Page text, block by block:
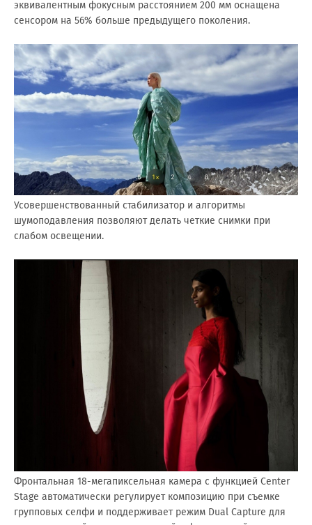
эквивалентным фокусным расстоянием 200 мм оснащена
сенсором на 56% больше предыдущего поколения.
Усовершенствованный стабилизатор и алгоритмы
шумоподавления позволяют делать четкие снимки при
слабом освещении.
Фронтальная 18-мегапиксельная камера с функцией Center
Stage автоматически регулирует композицию при съемке
групповых селфи и поддерживает режим Dual Capture для